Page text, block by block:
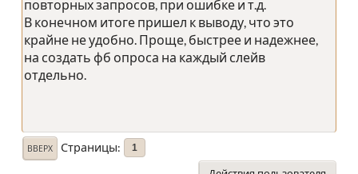
повторных запросов, при ошибке и т.д.
В конечном итоге пришел к выводу, что это
крайне не удобно. Проще, быстрее и надежнее,
на создать фб опроса на каждый слейв
отдельно.
ВВЕРХ Страницы 1